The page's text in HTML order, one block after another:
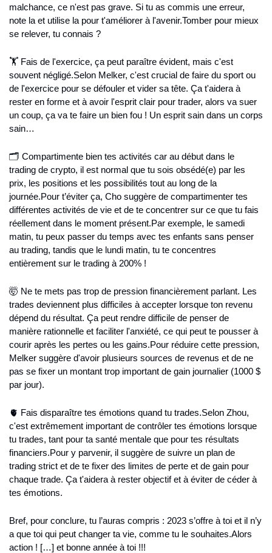
malchance, ce n'est pas grave. Si tu as commis une erreur,
note la et utilise la pour t'améliorer à l'avenir.Tomber pour mieux
se relever, tu connais ?
🏋 Fais de l'exercice, ça peut paraître évident, mais c'est
souvent négligé.Selon Melker, c'est crucial de faire du sport ou
de l'exercice pour se défouler et vider sa tête. Ça t'aidera à
rester en forme et à avoir l'esprit clair pour trader, alors va suer
un coup, ça va te faire un bien fou ! Un esprit sain dans un corps
sain…
🗂 Compartimente bien tes activités car au début dans le
trading de crypto, il est normal que tu sois obsédé(e) par les
prix, les positions et les possibilités tout au long de la
journée.Pour t’éviter ça, Cho suggère de compartimenter tes
différentes activités de vie et de te concentrer sur ce que tu fais
réellement dans le moment présent.Par exemple, le samedi
matin, tu peux passer du temps avec tes enfants sans penser
au trading, tandis que le lundi matin, tu te concentres
entièrement sur le trading à 200% !
🤯 Ne te mets pas trop de pression financièrement parlant. Les
trades deviennent plus difficiles à accepter lorsque ton revenu
dépend du résultat. Ça peut rendre difficile de penser de
manière rationnelle et faciliter l'anxiété, ce qui peut te pousser à
courir après les pertes ou les gains.Pour réduire cette pression,
Melker suggère d'avoir plusieurs sources de revenus et de ne
pas se fixer un montant trop important de gain journalier (1000 $
par jour).
🫀 Fais disparaître tes émotions quand tu trades.Selon Zhou,
c'est extrêmement important de contrôler tes émotions lorsque
tu trades, tant pour ta santé mentale que pour tes résultats
financiers.Pour y parvenir, il suggère de suivre un plan de
trading strict et de te fixer des limites de perte et de gain pour
chaque trade. Ça t'aidera à rester objectif et à éviter de céder à
tes émotions.
Bref, pour conclure, tu l’auras compris : 2023 s’offre à toi et il n’y
a que toi qui peut changer ta vie, comme tu le souhaites.Alors
action ! […] et bonne année à toi !!!